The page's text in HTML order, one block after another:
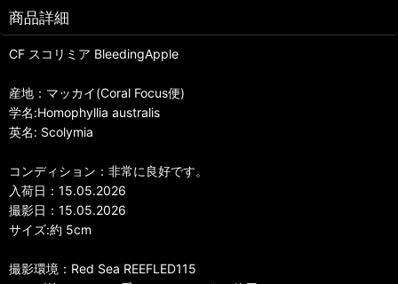
商品詳細
CF スコリミア BleedingApple
産地：マッカイ(Coral Focus便)
学名:Homophyllia australis
英名: Scolymia
コンディション：非常に良好です。
入荷日：15.05.2026
撮影日：15.05.2026
サイズ:約 5cm
撮影環境：Red Sea REEFLED115